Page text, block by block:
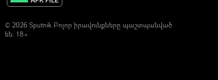
© 2026 Sputnik Բոլոր իրավունքները պաշտպանված
են. 18+